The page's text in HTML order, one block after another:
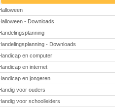
- Downloads
- Downloads
en computer
en internet
en jongeren
voor ouders
voor schoolleiders